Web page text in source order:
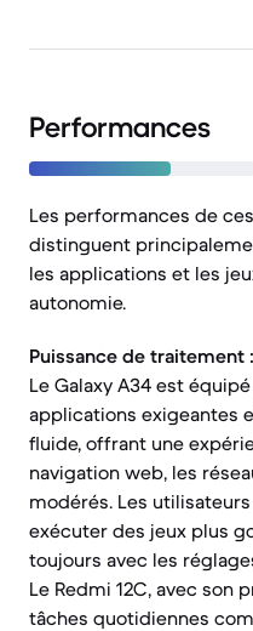
Performances
Les performances de
distinguent
les applications et les
autonomie.
Puissance de traitement :
Le Galaxy A34 est
applications exigeantes
fluide, offrant une
navigation web, les
modérés. Les
exécuter des jeux plus
toujours avec les
Le Redmi 12C, avec son
tâches quotidiennes